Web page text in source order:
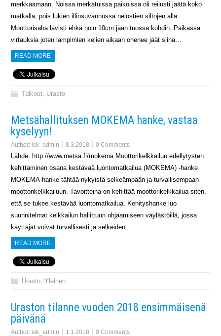
merkkaamaan. Noissa merkatuissa paikoissa oli reilusti jäätä koko
matkalla, pois lukien illinsuvannossa nelostien siltojen alla.
Moottorisaha lävisti ehkä noin 10cm jään tuossa kohdin. Paikassa
virtauksia joten lämpimien kelien aikaan ohenee jäät siinä…
READ MORE
Talkoot, Urasto
Metsähallituksen MOKEMA hanke, vastaa
kyselyyn!
Author: isk_admin 8.3.2018 0 Comments
Lähde: http://www.metsa.fi/mokema Moottorikelkkailun edellytysten
kehittäminen osana kestävää luontomatkailua (MOKEMA) -hanke
MOKEMA-hanke tähtää nykyistä selkeämpään ja turvallisempaan
moottorikelkkailuun. Tavoitteina on kehittää moottorikelkkailua siten,
että se tukee kestävää luontomatkailua. Kehityshanke luo
suunnitelmat kelkkailun hallittuun ohjaamiseen väylästöillä, jossa
käyttäjät voivat turvallisesti ja selkeiden…
READ MORE
Urasto,Yleinen
Uraston tilanne vuoden 2018 ensimmäisenä
päivänä
Author: isk_admin 1.1.2018 0 Comments